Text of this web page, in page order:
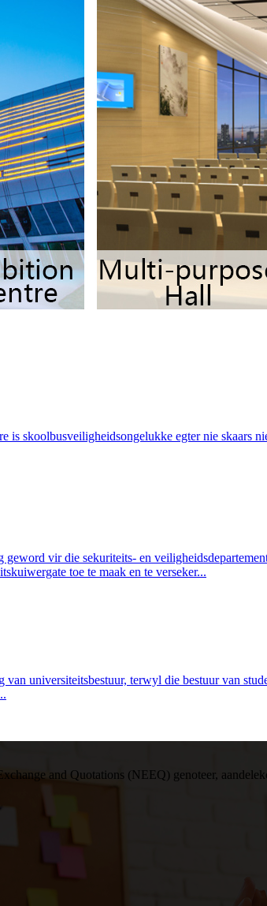
skoolbusveiligheidsongelukke egter nie skaars
vir die sekuriteits- en
toe te maak en te verseker...
universiteitsbestuur, terwyl die bestuur van
and Quotations (NEEQ) genoteer,